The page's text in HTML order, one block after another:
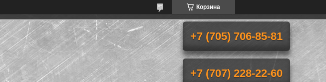
Корзина
+7 (705) 706-85-81
+7 (707) 228-22-60